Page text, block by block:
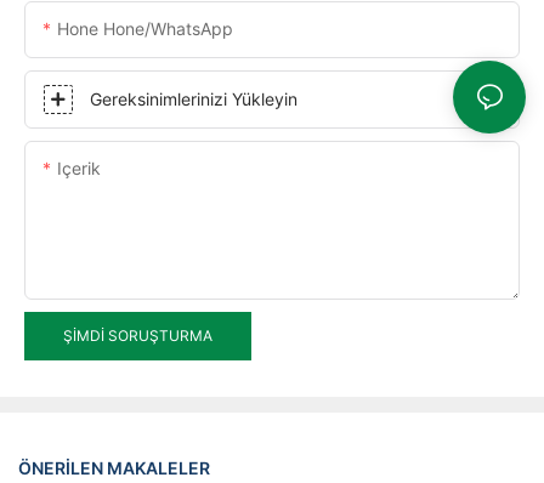
Hone Hone/WhatsApp
Gereksinimlerinizi Yükleyin
Içerik
ŞIMDI SORUŞTURMA
ÖNERILEN MAKALELER